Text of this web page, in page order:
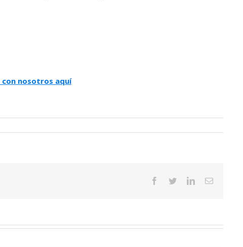
nosotros aquí
Facebook
TwitterLinkedInEmail